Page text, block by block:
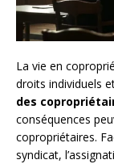
La vie en
droits individuels
des
conséquences
copropriétaires.
syndicat,